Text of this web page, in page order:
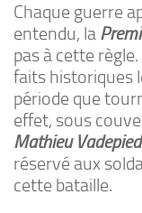
Chaque guerre
entendu, la
pas à cette
faits historiques
période que
effet, sous
Mathieu Vadepied
réservé aux
cette bataille.